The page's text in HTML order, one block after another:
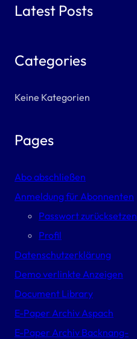
Latest Posts
Categories
Keine Kategorien
Pages
Abo abschließen
Anmeldung für Abonnenten
Passwort zurücksetzen
Profil
Datenschutzerklärung
Demo verlinkte Anzeigen
Document Library
E-Paper Archiv Aspach
E-Paper Archiv Backnang-